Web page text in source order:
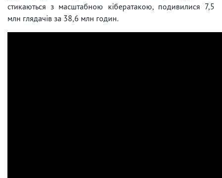
стикаються з масштабною кібератакою, подивилися 7,5
млн глядачів за 38,6 млн годин.